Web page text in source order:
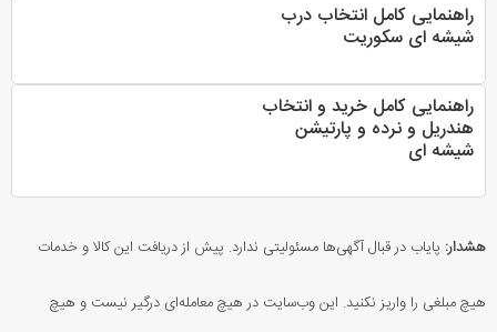
راهنمایی کامل انتخاب درب
شیشه ای سکوریت
راهنمایی کامل خرید و انتخاب
هندریل و نرده و پارتیشن
شیشه ای
هشدار: پایاب در قبال آگهی‌ها مسئولیتی ندارد. پیش از دریافت این کالا و خدمات
هیچ مبلغی را واریز نکنید. این وب‌سایت در هیچ معامله‌ای درگیر نیست و هیچ